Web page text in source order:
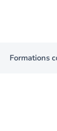
Formations